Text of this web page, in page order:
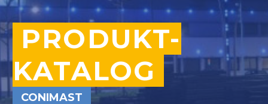
PRODUKT-
KATALOG
CONIMAST